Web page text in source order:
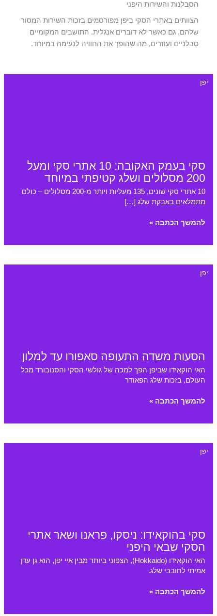
הסבלנות והשירות היפני
הצוותים באתרי הסקי ביפן מפורסמים בזכות השירות המסור
שלהם, גם כאשר לא דוברים אנגלית. התושבים המקומיים
סבלניים ועוזרים, מה שהופך את החוויה לנעימה במיוחד.
סקי בעמק האקובה: 10 אתרי סקי ומעל
200 מסלולים ושלג קטיפתי במיוחד
יפן
10 אתרי סקי שונים, 135 מעליות ויותר מ-200 מסלולים – כולם
מתמלאים באבקת שלג […]
סקי
אתרי
סקי
להמשך הכתבה »
הסעות משדה התעופה סאפורו עד למלון
יפן
האי הוקאידו שביפן הפך למכה של גולשי הסקי והסנובורד מכל
העולם, בזכות שלג הפאודר
הסעות
עד
למלון
להמשך הכתבה »
סקי בהוקאידו: ניסקו, פראנו ושאר אתרי
הסקי שבאי היפני
יפן
האי הוקאידו (Hokkaido), הצפוני ביותר מבין איי יפן, הוא גן עדן
אמיתי לחובבי שלג.
סקי
להמשך הכתבה »